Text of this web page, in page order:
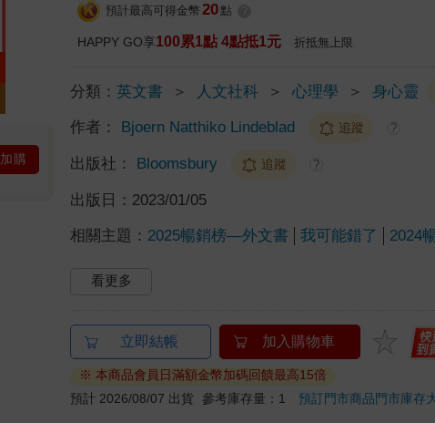
加購
預計最高可得金幣 20 點
HAPPY GO享100累1點 4點抵1元 折抵無上限
分類：英文書 ＞ 人文社科 ＞ 心理學 ＞ 身心靈
作者： Bjoern Natthiko Lindeblad 追蹤 ?
出版社： Bloomsbury 追蹤 ?
出版日： 2023/01/05
相關主題： 2025暢銷榜—外文書 我可能錯了 2024
看更多
立即結帳 加入購物車
※ 本商品會員日滿額金幣加碼回饋最高15倍
預計 2026/08/07 出貨 參考庫存量：1預訂門市商品門市庫存